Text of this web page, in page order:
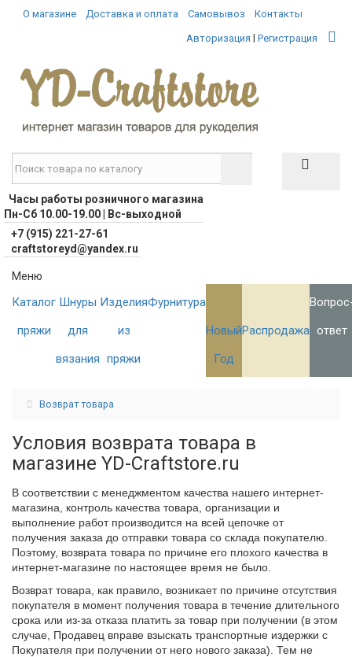
О магазине Доставка и оплата Самовывоз Контакты
Авторизация | Регистрация
Часы работы розничного магазина
Пн-Сб 10.00-19.00 | Вс-выходной
+7 (915) 221-27-61
craftstoreyd@yandex.ru
Меню
Каталог
пряжи
Шнуры
для
вязания
Изделия
из
пряжи
Фурнитура
Новый
Год
Распродажа ответ
Возврат товара
Условия возврата товара в
магазине YD-Craftstore.ru
В соответствии с менеджментом качества нашего интернет-
магазина, контроль качества товара, организации и
выполнение работ производится на всей цепочке от
получения заказа до отправки товара со склада покупателю.
Поэтому, возврата товара по причине его плохого качества в
интернет-магазине по настоящее время не было.
Возврат товара, как правило, возникает по причине отсутствия
покупателя в момент получения товара в течение длительного
срока или из-за отказа платить за товар при получении (в этом
случае, Продавец вправе взыскать транспортные издержки с
Покупателя при получении от него нового заказа). Тем не